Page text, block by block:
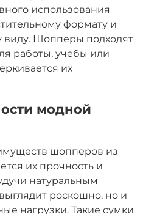
использования
формату и
Шопперы подходят
работы, учебы или
их
модной
шопперов из
их прочность и
натуральным
роскошно, но и
нагрузки. Такие сумки